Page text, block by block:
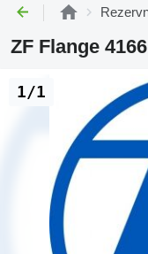
ZF Flange
1/1